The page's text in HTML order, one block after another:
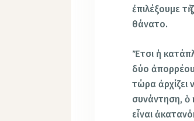
ἐπιλέξουμε
θάνατο.
Ἔτσι ἡ
δύο
τώρα ἀρχίζει
συνάντηση, ὁ
εἶναι